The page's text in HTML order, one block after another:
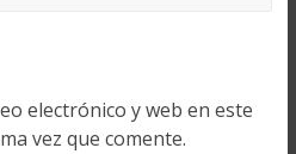
electrónico y web en este
vez que comente.